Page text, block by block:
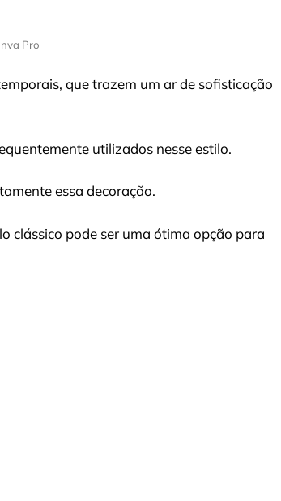
Pro
que trazem um ar de sofisticação
utilizados nesse estilo.
essa decoração.
clássico pode ser uma ótima opção para